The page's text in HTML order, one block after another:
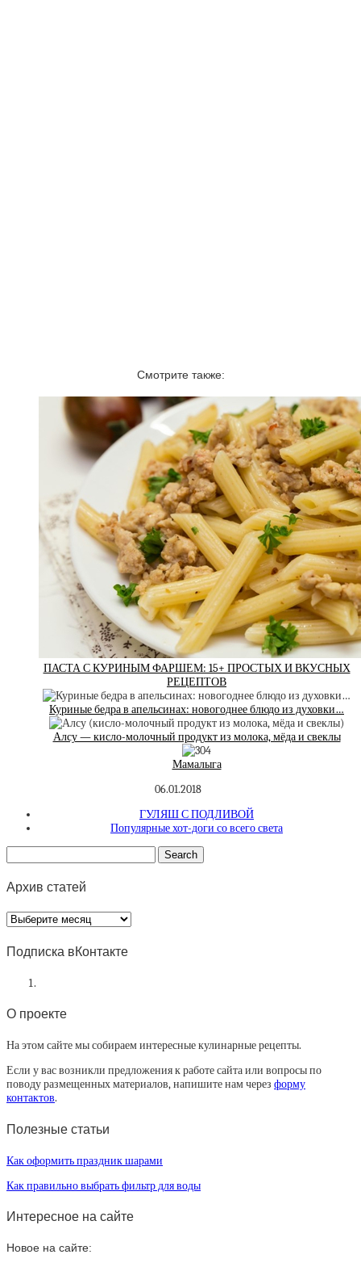
Смотрите также:
ПАСТА С КУРИНЫМ ФАРШЕМ: 15+ ПРОСТЫХ И ВКУСНЫХ
РЕЦЕПТОВ
Куриные бедра в апельсинах: новогоднее блюдо из духовки…
Алсу — кисло-молочный продукт из молока, мёда и свеклы
Мамалыга
06.01.2018
ГУЛЯШ С ПОДЛИВОЙ
Популярные хот-доги со всего света
Архив статей
Архив
статей
Подписка вКонтакте
О проекте
На этом сайте мы собираем интересные кулинарные рецепты.
Если у вас возникли предложения к работе сайта или вопросы по
поводу размещенных материалов, напишите нам через форму
контактов.
Полезные статьи
Как оформить праздник шарами
Как правильно выбрать фильтр для воды
Интересное на сайте
Новое на сайте: